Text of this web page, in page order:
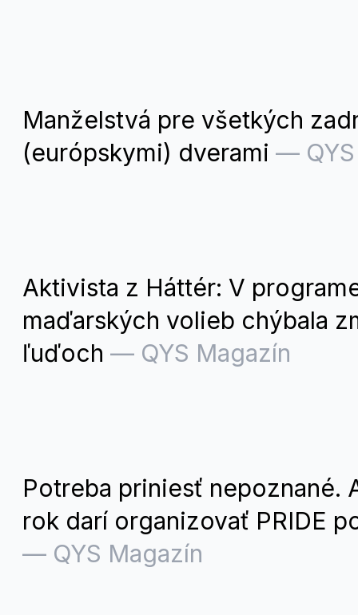
Manželstvá pre všetkých
(európskymi) dverami —
Aktivista z Háttér: V
maďarských volieb chýbala
ľuďoch — QYS Magazín
Potreba priniesť nepoznané.
rok darí organizovať PRIDE
— QYS Magazín